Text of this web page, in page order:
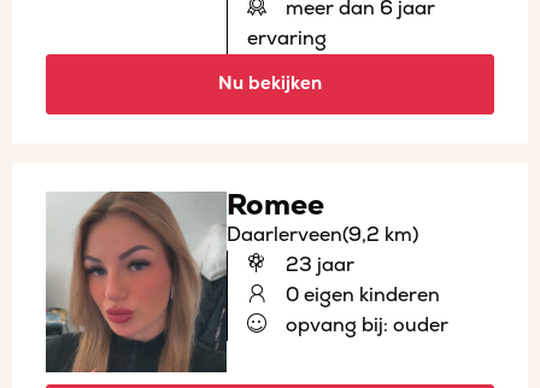
meer dan 6 jaar
ervaring
Nu bekijken
Romee
Daarlerveen(9,2 km)
23 jaar
0 eigen kinderen
opvang bij: ouder